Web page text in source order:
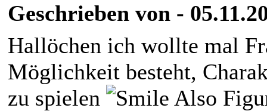
Geschrieben von -
Hallöchen ich wollte mal
Möglichkeit besteht,
zu spielen
Also